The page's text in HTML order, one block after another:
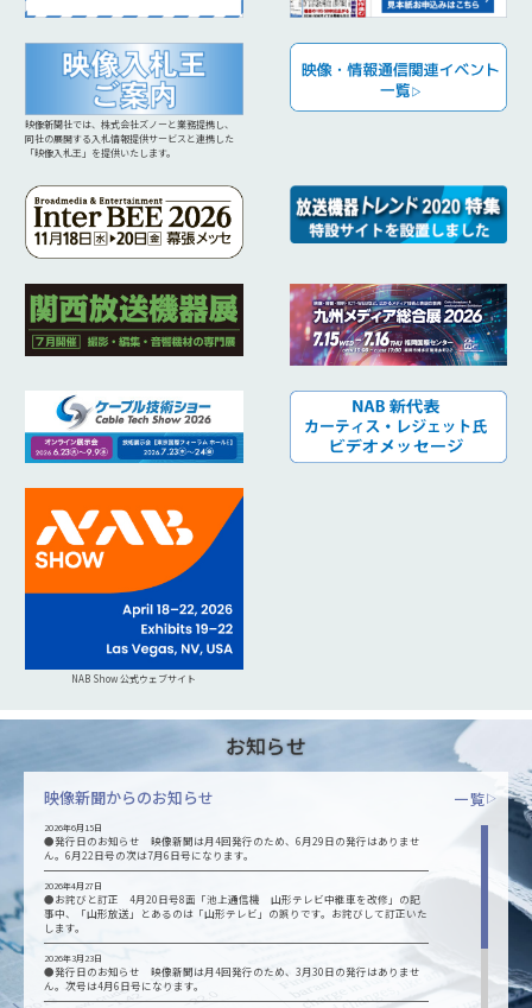
映像新聞社では、株式会社ズノーと業務提携し、
同社の展開する入札情報提供サービスと連携した
「映像入札王」を提供いたします。
NAB Show 公式ウェブサイト
お知らせ
映像新聞からのお知らせ 一覧▷
2026年6月15日
●発行日のお知らせ 映像新聞は月4回発行のため、6月29日の発行はありませ
ん。6月22日号の次は7月6日号になります。
2026年4月27日
●お詫びと訂正 4月20日号8面「池上通信機 山形テレビ中継車を改修」の記
事中、「山形放送」とあるのは「山形テレビ」の誤りです。お詫びして訂正いた
します。
2026年3月23日
●発行日のお知らせ 映像新聞は月4回発行のため、3月30日の発行はありませ
ん。次号は4月6日号になります。